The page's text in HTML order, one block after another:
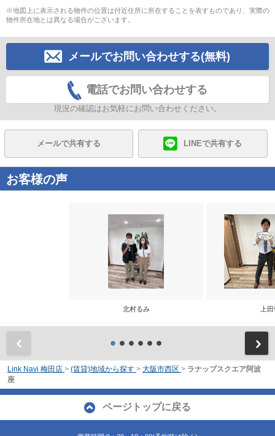
※地図上に表示される物件の位置は付近住所に所在することを表すものであり、実際の
物件所在地とは異なる場合がございます。
メールでお問い合わせする(無料)
電話でお問い合わせする
現況の確認はお気軽にお問い合わせください。
メールで共有する LINEで共有する
お客様の声
北村るみ 上
Link Navi 梅田店 > (賃貸)地域から探す > 大阪市西区 > ラナップスクエア阿波
座
ページトップに戻る